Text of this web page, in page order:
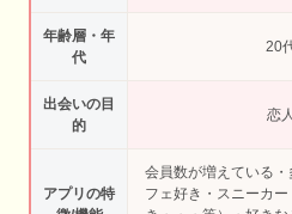
年齢層・年
代
20
出会いの目
的
恋
アプリの特
会員数が増えている
フェ好き・スニーカ